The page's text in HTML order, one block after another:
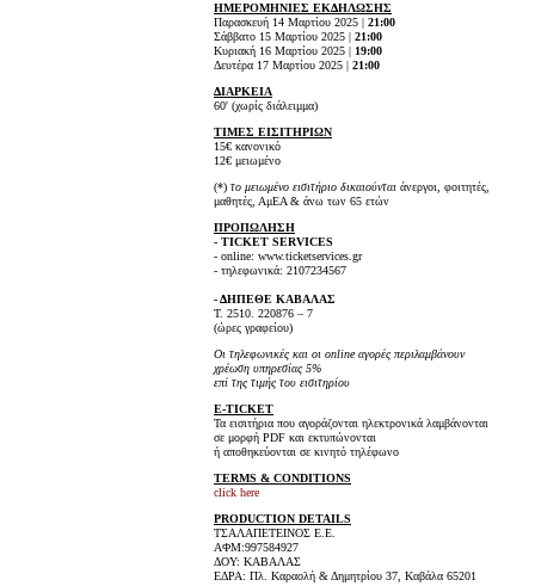
ΗΜΕΡΟΜΗΝΙΕΣ ΕΚΔΗΛΩΣΗΣ
Παρασκευή 14 Μαρτίου 2025 | 21:00
Σάββατο 15 Μαρτίου 2025 | 21:00
Κυριακή 16 Μαρτίου 2025 | 19:00
Δευτέρα 17 Μαρτίου 2025 | 21:00
ΔΙΑΡΚΕΙΑ
60' (χωρίς διάλειμμα)
ΤΙΜΕΣ ΕΙΣΙΤΗΡΙΩΝ
15€ κανονικό
12€ μειωμένο
(*) το μειωμένο εισιτήριο δικαιούνται άνεργοι, φοιτητές,
μαθητές, ΑμΕΑ & άνω των 65 ετών
ΠΡΟΠΩΛΗΣΗ
- TICKET SERVICES
- online: www.ticketservices.gr
- τηλεφωνικά: 2107234567
- ΔΗΠΕΘΕ ΚΑΒΑΛΑΣ
Τ. 2510. 220876 – 7
(ώρες γραφείου)
Οι τηλεφωνικές και οι online αγορές περιλαμβάνουν
χρέωση υπηρεσίας 5%
επί της τιμής του εισιτηρίου
E-TICKET
Τα εισιτήρια που αγοράζονται ηλεκτρονικά λαμβάνονται
σε μορφή PDF και εκτυπώνονται
ή αποθηκεύονται σε κινητό τηλέφωνο
TERMS & CONDITIONS
click here
PRODUCTION DETAILS
ΤΣΑΛΑΠΕΤΕΙΝΟΣ Ε.Ε.
ΑΦΜ:997584927
ΔΟΥ: ΚΑΒΑΛΑΣ
ΕΔΡΑ: Πλ. Καραολή & Δημητρίου 37, Καβάλα 65201